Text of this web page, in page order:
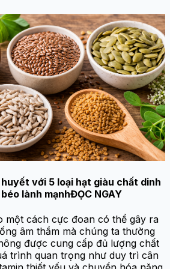
với 5 loại hạt giàu chất dinh
lành mạnhĐỌC NGAY
một cách cực đoan có thể gây ra
âm thầm mà chúng ta thường
được cung cấp đủ lượng chất
trình quan trọng như duy trì cân